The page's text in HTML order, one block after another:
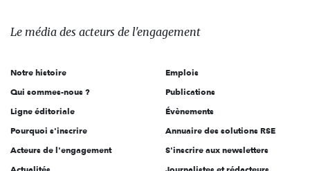
des
l'engagement
Le média des acteurs de l'engagement
Notre histoire
Qui sommes-nous ?
Ligne éditoriale
Pourquoi s'inscrire
Acteurs de l'engagement
Emplois
Publications
Évènements
Annuaire des solutions RSE
S'inscrire aux newsletters